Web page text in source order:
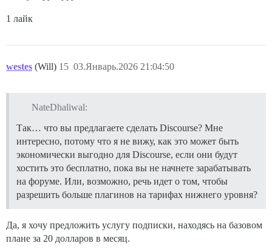
1 лайк
westes (Will) 03.Январь.2026 21:04:50
15
NateDhaliwal:
Так… что вы предлагаете сделать Discourse? Мне
интересно, потому что я не вижу, как это может быть
экономически выгодно для Discourse, если они будут
хостить это бесплатно, пока вы не начнете зарабатывать
на форуме. Или, возможно, речь идет о том, чтобы
разрешить больше плагинов на тарифах нижнего уровня?
Да, я хочу предложить услугу подписки, находясь на базовом
плане за 20 долларов в месяц.